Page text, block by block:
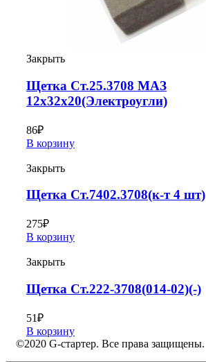
Закрыть
Щетка Ст.25.3708 МАЗ
12х32х20(Электроугли)
86₽
В корзину
Закрыть
Щетка Ст.7402.3708(к-т 4 шт)
275₽
В корзину
Закрыть
Щетка Ст.222-3708(014-02)(-)
51₽
В корзину
©2020 G-стартер. Все права защищены.